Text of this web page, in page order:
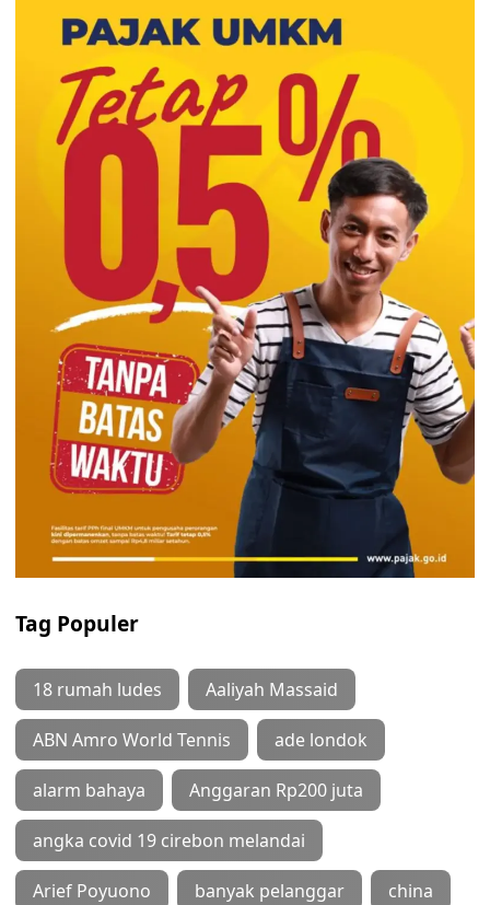
Tag Populer
18 rumah ludes Aaliyah Massaid
ABN Amro World Tennis ade londok
alarm bahaya Anggaran Rp200 juta
angka covid 19 cirebon melandai
Arief Poyuono banyak pelanggar china